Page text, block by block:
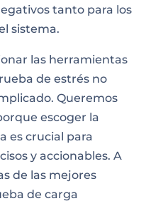
tanto para los
sistema.
las herramientas
de estrés no
Queremos
escoger la
es crucial para
y accionables. A
de las mejores
de carga